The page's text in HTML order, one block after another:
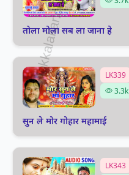
तोला मोला सब ला जाना हे
LK339
3.3k
सुन ले मोर गोहार महामाई
LK343